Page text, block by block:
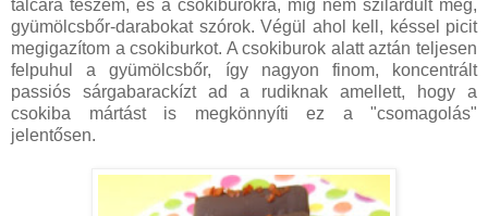
tálcára teszem, és a csokiburokra, míg nem szilárdult meg,
gyümölcsbőr-darabokat szórok. Végül ahol kell, késsel picit
megigazítom a csokiburkot. A csokiburok alatt aztán teljesen
felpuhul a gyümölcsbőr, így nagyon finom, koncentrált
passiós sárgabarackízt ad a rudiknak amellett, hogy a
csokiba mártást is megkönnyíti ez a "csomagolás"
jelentősen.